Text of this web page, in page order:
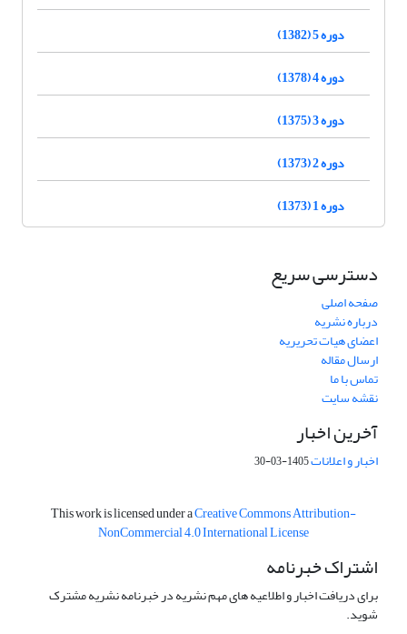
دوره 5 (1382)
دوره 4 (1378)
دوره 3 (1375)
دوره 2 (1373)
دوره 1 (1373)
دسترسی سریع
صفحه اصلی
درباره نشریه
اعضای هیات تحریریه
ارسال مقاله
تماس با ما
نقشه سایت
آخرین اخبار
اخبار و اعلانات1405-03-30
This work is licensed under aCreative Commons Attribution-
NonCommercial 4.0 International License
اشتراک خبرنامه
برای دریافت اخبار و اطلاعیه های مهم نشریه در خبرنامه نشریه مشترک
شوید.